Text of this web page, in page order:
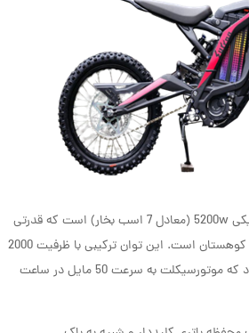
Sur Ron X دارای موتور الکتریکی 5200w (معادل 7 اسب بخار) است که قدرتی
قابل توجه برای موتورسیکلت کوهستان است. این توان ترکیبی با ظرفیت 2000
وات ساعت باتری باعث می­شود که موتورسیکلت به سرعت 50 مایل در ساعت